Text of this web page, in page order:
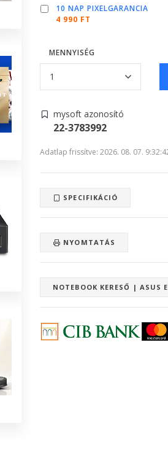
10 NAP PIXELGARANCIA
4 990 FT
MENNYISÉG
mysoft azonosító
22-3783992
Adatlap frissítve: 2026. 08. 07.
SPECIFIKÁCIÓ
NYOMTATÁS
NOTEBOOK KERESŐ | ASUS